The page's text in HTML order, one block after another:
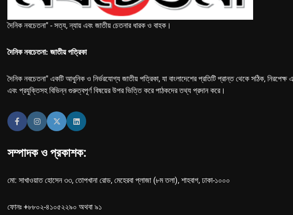
দৈনিক নবচেতনা" - সত্য, ন্যায় এবং জাতীয় চেতনার ধারক ও বাহক।
দৈনিক নবচেতনা: জাতীয় পত্রিকা
দৈনিক নবচেতনা" একটি আধুনিক ও নির্ভরযোগ্য জাতীয় পত্রিকা, যা বাংলাদেশের প্রতিটি প্রান্ত থেকে সঠিক,
এবং প্রযুক্তিসহ বিভিন্ন গুরুত্বপূর্ণ বিষয়ের উপর ভিত্তি করে পাঠকদের তথ্য প্রদান করে।
সম্পাদক ও প্রকাশক:
মো: সাখাওয়াত হোসেন ৩৩, তোপখানা রোড, মেহেরবা প্লাজা (৮ম তলা), শাহবাগ, ঢাকা-১০০০
ফোনঃ +৮৮০২-৪১০৫২২৯০ অথবা ৯১